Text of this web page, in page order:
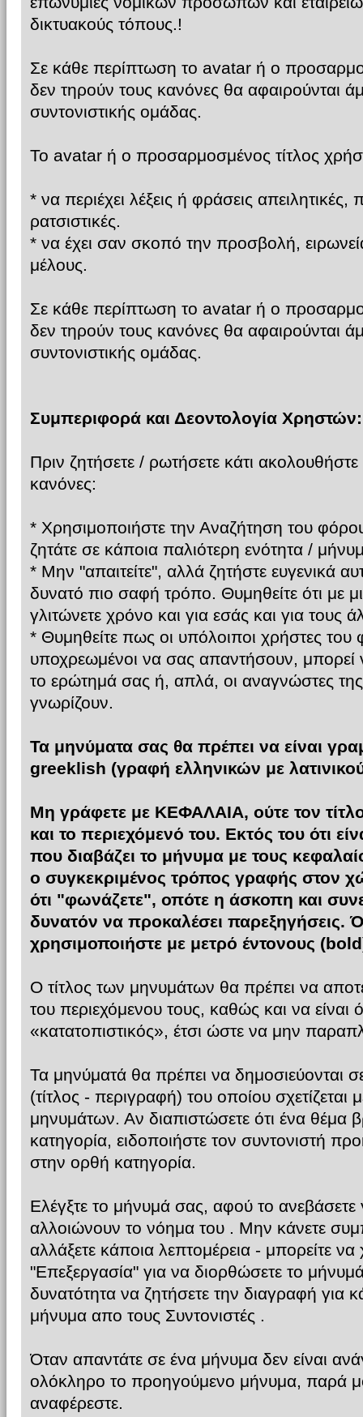
δικτυακούς τόπους.!
Σε κάθε περίπτωση το avatar ή ο
δεν τηρούν τους κανόνες θα αφαιρούνται
συντονιστικής ομάδας.
Το avatar ή ο προσαρμοσμένος τίτλος
* να περιέχει λέξεις ή φράσεις απειλητικές,
ρατσιστικές.
* να έχει σαν σκοπό την προσβολή,
μέλους.
Σε κάθε περίπτωση το avatar ή ο
δεν τηρούν τους κανόνες θα αφαιρούνται
συντονιστικής ομάδας.
Συμπεριφορά και Δεοντολογία Χρηστών:
Πριν ζητήσετε / ρωτήσετε κάτι
κανόνες:
* Χρησιμοποιήστε την Αναζήτηση του
ζητάτε σε κάποια παλιότερη ενότητα /
* Μην "απαιτείτε", αλλά ζητήστε ευγενικά
δυνατό πιο σαφή τρόπο. Θυμηθείτε ότι με
γλιτώνετε χρόνο και για εσάς και για τους
* Θυμηθείτε πως οι υπόλοιποι χρήστες του
υποχρεωμένοι να σας απαντήσουν, μπορεί
το ερώτημά σας ή, απλά, οι αναγνώστες
γνωρίζουν.
Τα μηνύματα σας θα πρέπει να είναι
greeklish (γραφή ελληνικών με
Μη γράφετε με ΚΕΦΑΛΑΙΑ, ούτε τον
και το περιεχόμενό του. Eκτός του ότι
που διαβάζει το μήνυμα με τους
ο συγκεκριμένος τρόπος γραφής στον
ότι "φωνάζετε", οπότε η άσκοπη και
δυνατόν να προκαλέσει παρεξηγήσεις.
χρησιμοποιήστε με μετρό έντονους
Ο τίτλος των μηνυμάτων θα πρέπει να
του περιεχόμενου τους, καθώς και να είναι
«κατατοπιστικός», έτσι ώστε να μην
Τα μηνύματά θα πρέπει να δημοσιεύονται
(τίτλος - περιγραφή) του οποίου σχετίζεται
μηνυμάτων. Αν διαπιστώσετε ότι ένα θέμα
κατηγορία, ειδοποιήστε τον συντονιστή
στην ορθή κατηγορία.
Ελέγξτε το μήνυμά σας, αφού το ανεβάσετε
αλλοιώνουν το νόημα του . Μην κάνετε
αλλάξετε κάποια λεπτομέρεια - μπορείτε
"Επεξεργασία" για να διορθώσετε το
δυνατότητα να ζητήσετε την διαγραφή για
μήνυμα απο τους Συντονιστές .
Όταν απαντάτε σε ένα μήνυμα δεν είναι
ολόκληρο το προηγούμενο μήνυμα, παρά
αναφέρεστε.